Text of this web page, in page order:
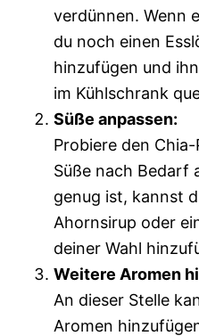
verdünnen. Wenn
du noch einen
hinzufügen und
im Kühlschrank
Süße anpassen:
Probiere den
Süße nach Bedarf
genug ist, kannst
Ahornsirup oder
deiner Wahl
Weitere Aromen
An dieser Stelle
Aromen